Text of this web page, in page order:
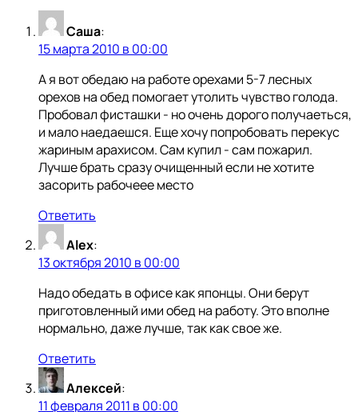
Саша:
15 марта 2010 в 00:00
А я вот обедаю на работе орехами 5-7 лесных
орехов на обед помогает утолить чувство голода.
Пробовал фисташки - но очень дорого получаеться,
и мало наедаешся. Еще хочу попробовать перекус
жариным арахисом. Сам купил - сам пожарил.
Лучше брать сразу очищенный если не хотите
засорить рабочеее место
Ответить
Alex:
13 октября 2010 в 00:00
Надо обедать в офисе как японцы. Они берут
приготовленный ими обед на работу. Это вполне
нормально, даже лучше, так как свое же.
Ответить
Алексей:
11 февраля 2011 в 00:00